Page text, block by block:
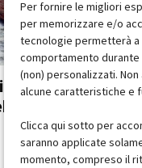
Per fornire le migliori
per memorizzare e/o
tecnologie permetterà a
comportamento durante
(non) personalizzati.
alcune caratteristiche e
Clicca qui sotto per
saranno applicate
momento, compreso il
a